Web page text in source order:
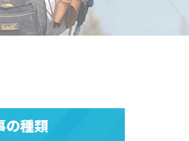
の種類